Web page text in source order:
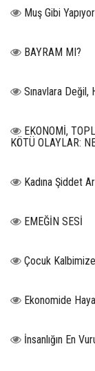
Muş Gibi
BAYRAM MI?
Sınavlara Değil,
EKONOMİ,
KÖTÜ OLAYLAR:
Kadına Şiddet
EMEĞİN SESİ
Çocuk
Ekonomide
İnsanlığın En